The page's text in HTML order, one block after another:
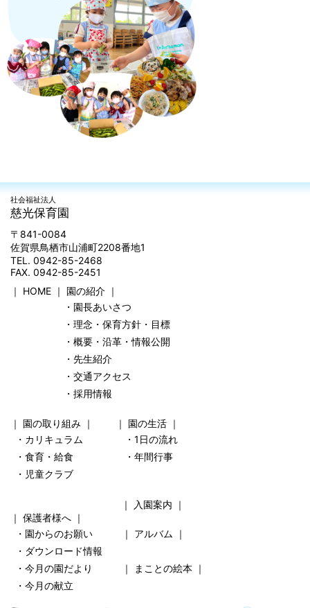
社会福祉法人
慈光保育園
〒841-0084
佐賀県鳥栖市山浦町2208番地1
TEL. 0942-85-2468
FAX. 0942-85-2451
｜ HOME ｜ 園の紹介 ｜
・園長あいさつ
・理念・保育方針・目標
・概要・沿革・情報公開
・先生紹介
・交通アクセス
・採用情報
｜ 園の取り組み ｜ ｜ 園の生活 ｜
・カリキュラム
・1日の流れ
・食育・給食
・年間行事
・児童クラブ
｜ 入園案内 ｜
｜ 保護者様へ ｜
・園からのお願い ｜ アルバム ｜
・ダウンロード情報
・今月の園だより
｜ まことの絵本 ｜
・今月の献立